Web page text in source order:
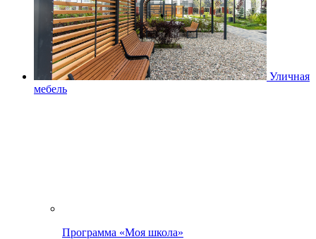
Уличная
мебель
Программа «Моя школа»